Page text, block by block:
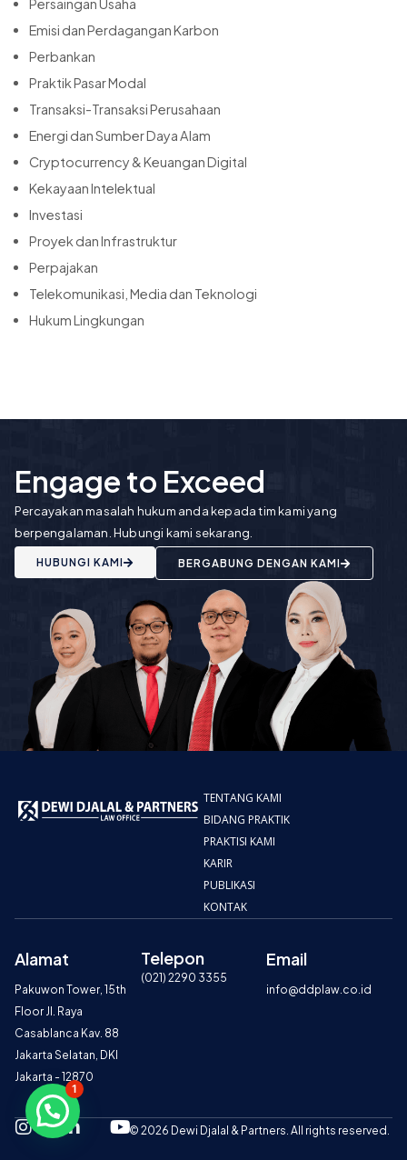
Persaingan Usaha
Emisi dan Perdagangan Karbon
Perbankan
Praktik Pasar Modal
Transaksi-Transaksi Perusahaan
Energi dan Sumber Daya Alam
Cryptocurrency & Keuangan Digital
Kekayaan Intelektual
Investasi
Proyek dan Infrastruktur
Perpajakan
Telekomunikasi, Media dan Teknologi
Hukum Lingkungan
Engage to Exceed
Percayakan masalah hukum anda kepada tim kami yang
berpengalaman. Hubungi kami sekarang.
HUBUNGI KAMI BERGABUNG DENGAN KAMI
TENTANG KAMI
BIDANG PRAKTIK
PRAKTISI KAMI
KARIR
PUBLIKASI
KONTAK
Alamat
Pakuwon Tower, 15th
Floor Jl. Raya
Casablanca Kav. 88
Jakarta Selatan, DKI
Jakarta - 12870
Telepon
(021) 2290 3355
Email
info@ddplaw.co.id
© 2026 Dewi Djalal & Partners. All rights reserved.
I
L
Y
1